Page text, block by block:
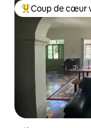
Coups de cœur
Coup de cœur